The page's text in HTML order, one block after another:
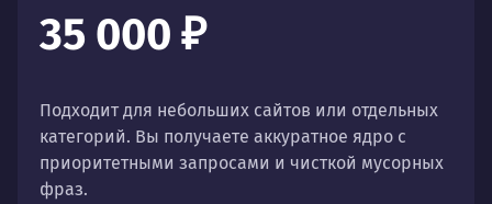
35 000 ₽
Подходит для небольших сайтов или отдельных
категорий. Вы получаете аккуратное ядро с
приоритетными запросами и чисткой мусорных
фраз.